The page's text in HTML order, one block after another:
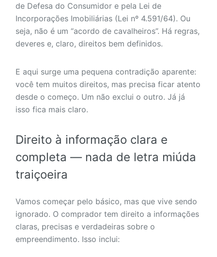
de Defesa do Consumidor e pela Lei de
Incorporações Imobiliárias (Lei nº 4.591/64). Ou
seja, não é um “acordo de cavalheiros”. Há regras,
deveres e, claro, direitos bem definidos.
E aqui surge uma pequena contradição aparente:
você tem muitos direitos, mas precisa ficar atento
desde o começo. Um não exclui o outro. Já já
isso fica mais claro.
Direito à informação clara e
completa — nada de letra miúda
traiçoeira
Vamos começar pelo básico, mas que vive sendo
ignorado. O comprador tem direito a informações
claras, precisas e verdadeiras sobre o
empreendimento. Isso inclui: